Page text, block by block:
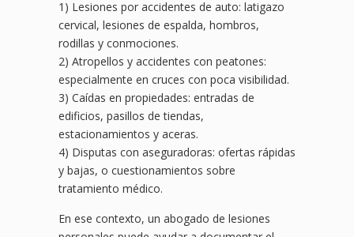
1) Lesiones por accidentes de auto: latigazo
cervical, lesiones de espalda, hombros,
rodillas y conmociones.
2) Atropellos y accidentes con peatones:
especialmente en cruces con poca visibilidad.
3) Caídas en propiedades: entradas de
edificios, pasillos de tiendas,
estacionamientos y aceras.
4) Disputas con aseguradoras: ofertas rápidas
y bajas, o cuestionamientos sobre
tratamiento médico.
En ese contexto, un abogado de lesiones